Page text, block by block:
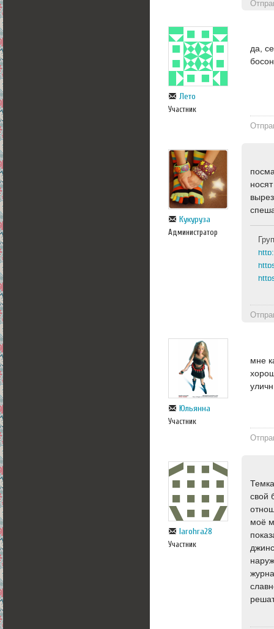
Лето
Участник
да,
Кукуруза
Администратор
Юльянна
Участник
мне
larohra28
Участник
свой
моё